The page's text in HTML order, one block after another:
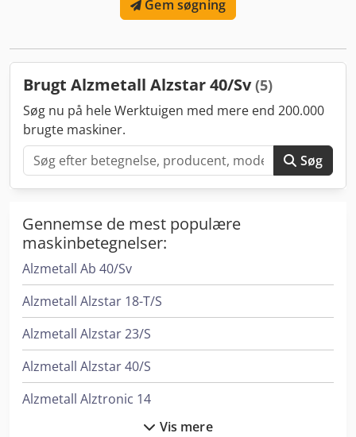
Separat beholder, pumpe med motorsikkerhedsafbryder,
komplet armatur. Standardudstyr: - Svampetrykknap
fremføring - Beskyttelsesklasse IP 54 - Tilslutningsstik -
Spindelbeskyttelse med elektrisk sikring - Med LED
maskinbelysning
Gem søgning
Brugt Alzmetall Alzstar 40/Sv(5)
Søg nu på hele Werktuigen med mere end 200.000
brugte maskiner.
Søg
Gennemse de mest populære
maskinbetegnelser:
Alzmetall Ab 40/Sv
Alzmetall Alzstar 18-T/S
Alzmetall Alzstar 23/S
Alzmetall Alzstar 40/S
Alzmetall Alztronic 14
Vis mere